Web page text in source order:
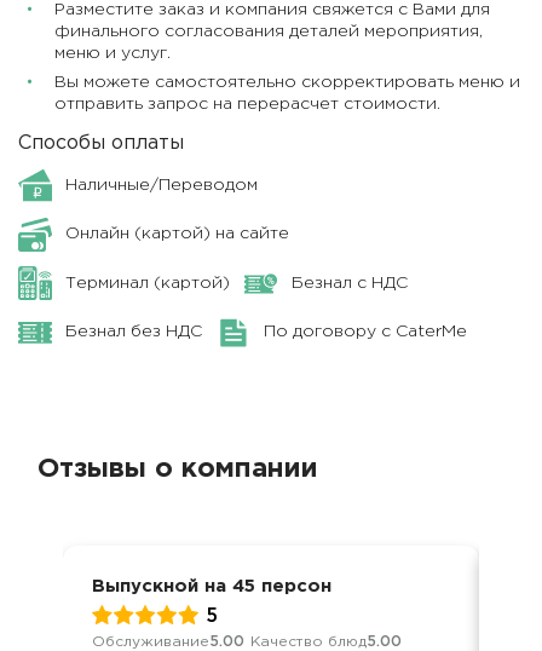
Разместите заказ и компания свяжется с Вами для
финального согласования деталей мероприятия,
меню и услуг.
Вы можете самостоятельно скорректировать меню и
отправить запрос на перерасчет стоимости.
Способы оплаты
Наличные/Переводом
Онлайн (картой) на сайте
Терминал (картой) Безнал с НДС
Безнал без НДС По договору с CaterMe
Отзывы о компании
Выпускной на 45 персон
5
Обслуживание5.00 Качество блюд5.00